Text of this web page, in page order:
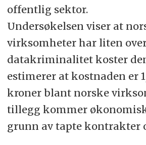
offentlig sektor.
Undersøkelsen viser at
virksomheter har liten
datakriminalitet koster
estimerer at kostnaden er
kroner blant norske
tillegg kommer
grunn av tapte kontrakter